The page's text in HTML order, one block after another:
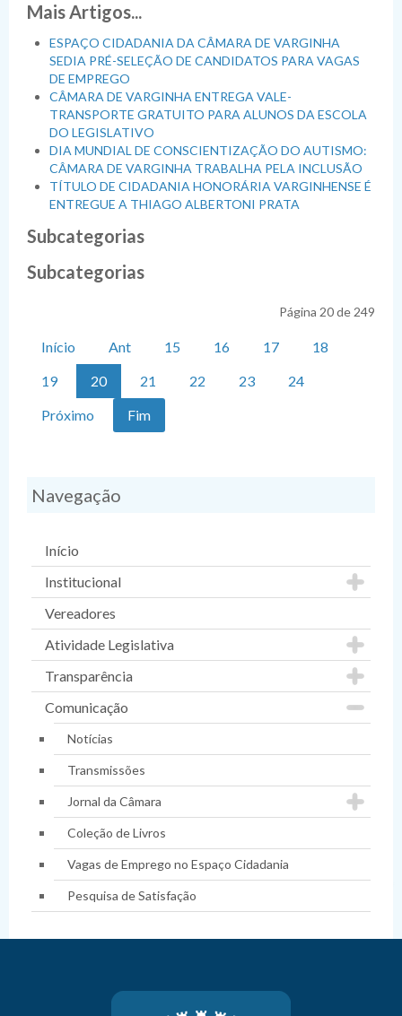
Mais Artigos...
ESPAÇO CIDADANIA DA CÂMARA DE VARGINHA
SEDIA PRÉ-SELEÇÃO DE CANDIDATOS PARA VAGAS
DE EMPREGO
CÂMARA DE VARGINHA ENTREGA VALE-
TRANSPORTE GRATUITO PARA ALUNOS DA ESCOLA
DO LEGISLATIVO
DIA MUNDIAL DE CONSCIENTIZAÇÃO DO AUTISMO:
CÂMARA DE VARGINHA TRABALHA PELA INCLUSÃO
TÍTULO DE CIDADANIA HONORÁRIA VARGINHENSE É
ENTREGUE A THIAGO ALBERTONI PRATA
Subcategorias
Subcategorias
Página 20 de 249
Início Ant 15 16 17
18
19
20 21 22 23
24
Próximo
Fim
Navegação
Início
Institucional
Vereadores
Atividade Legislativa
Transparência
Comunicação
Notícias
Transmissões
Jornal da Câmara
Coleção de Livros
Vagas de Emprego no Espaço Cidadania
Pesquisa de Satisfação